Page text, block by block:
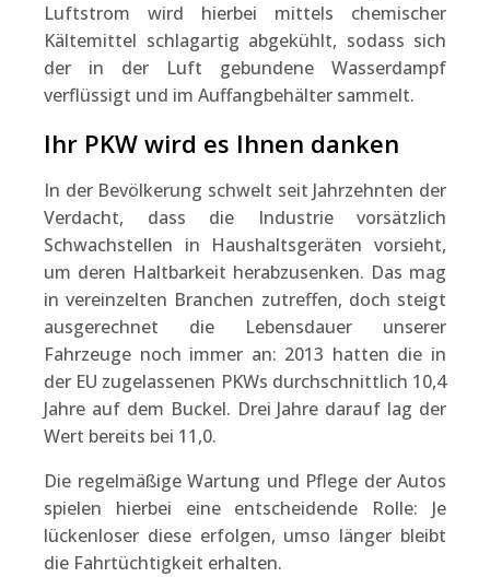
Luftstrom wird hierbei mittels chemischer
Kältemittel schlagartig abgekühlt, sodass sich
der in der Luft gebundene Wasserdampf
verflüssigt und im Auffangbehälter sammelt.
Ihr PKW wird es Ihnen danken
In der Bevölkerung schwelt seit Jahrzehnten der
Verdacht, dass die Industrie vorsätzlich
Schwachstellen in Haushaltsgeräten vorsieht,
um deren Haltbarkeit herabzusenken. Das mag
in vereinzelten Branchen zutreffen, doch steigt
ausgerechnet die Lebensdauer unserer
Fahrzeuge noch immer an: 2013 hatten die in
der EU zugelassenen PKWs durchschnittlich 10,4
Jahre auf dem Buckel. Drei Jahre darauf lag der
Wert bereits bei 11,0.
Die regelmäßige Wartung und Pflege der Autos
spielen hierbei eine entscheidende Rolle: Je
lückenloser diese erfolgen, umso länger bleibt
die Fahrtüchtigkeit erhalten.